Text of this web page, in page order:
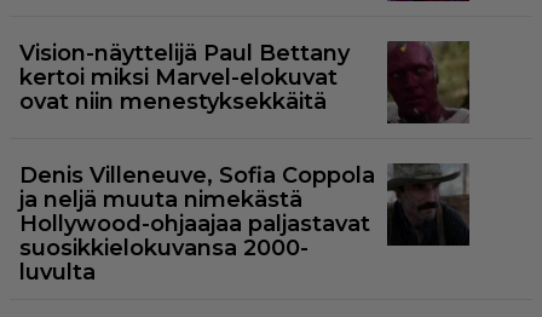
Vision-näyttelijä Paul Bettany
kertoi miksi Marvel-elokuvat
ovat niin menestyksekkäitä
Denis Villeneuve, Sofia Coppola
ja neljä muuta nimekästä
Hollywood-ohjaajaa paljastavat
suosikkielokuvansa 2000-
luvulta